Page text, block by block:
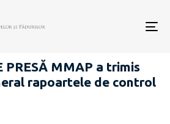
PRESĂ MMAP a trimis
rapoartele de control